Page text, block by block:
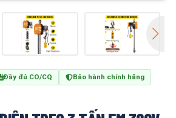
Đầy đủ CO/CQ Bảo hành chính hãng